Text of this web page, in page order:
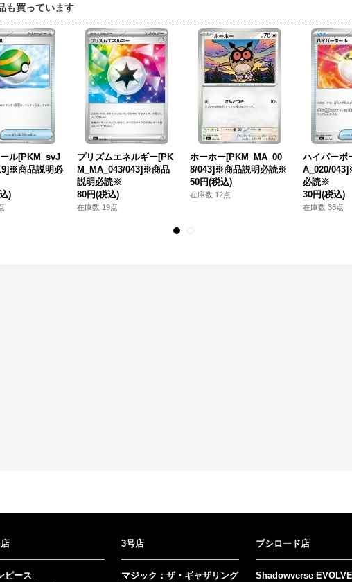
も買っています
ル[PKM_svJ
商品説明必
)
プリズムエネルギー[PK
M_MA_043/043]※商品
説明必読※
80円(税込)
在庫数 19点
ホーホー[PKM_MA_00
8/043]※商品説明必読※
50円(税込)
在庫数 12点
ハイパーボ
A_020/
必読※
30円(税込)
在庫数 36点
ピース
3号店
マジック：ザ・ギャザリング
ブシロード店
Shadowverse EVOLVE